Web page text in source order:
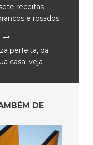
receitas
e rosados
perfeita, da
casa; veja
DE